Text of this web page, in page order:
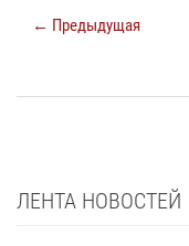
← Предыдущая
ЛЕНТА НОВОСТЕЙ